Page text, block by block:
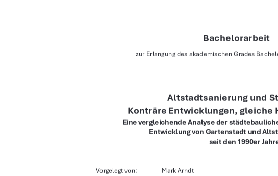
Bachelorarbeit
zur Erlangung des akademischen Grades
Altstadtsanierung und
Konträre Entwicklungen, gleiche
Eine vergleichende Analyse der
Entwicklung von Gartenstadt und
seit den 1990er
Vorgelegt von: Mark Arndt